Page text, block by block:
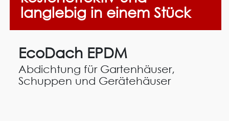
langlebig in einem Stück
EcoDach EPDM
Abdichtung für Gartenhäuser,
Schuppen und Gerätehäuser